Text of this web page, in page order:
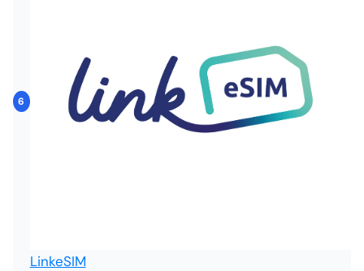
6
LinkeSIM